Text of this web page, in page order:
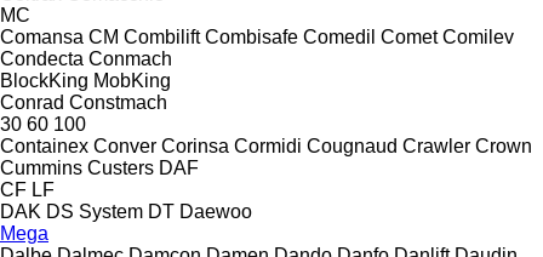
MC
Comansa CM Combilift Combisafe Comedil Comet Comilev
Condecta Conmach
BlockKing MobKing
Conrad Constmach
30 60 100
Containex Conver Corinsa Cormidi Cougnaud Crawler Crown
Cummins Custers DAF
CF LF
DAK DS System DT Daewoo
Mega